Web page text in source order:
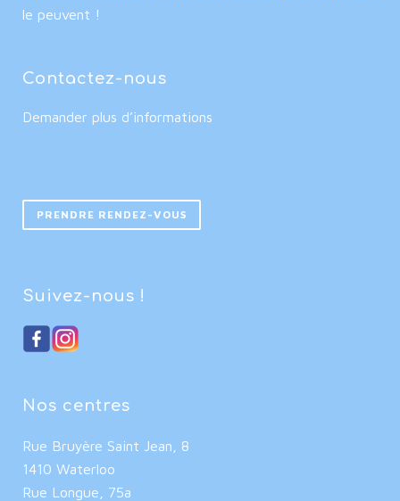
le peuvent !
Contactez-nous
Demander plus d’informations
PRENDRE RENDEZ-VOUS
Suivez-nous !
Nos centres
Rue Bruyère Saint Jean, 8
1410 Waterloo
Rue Longue, 75a